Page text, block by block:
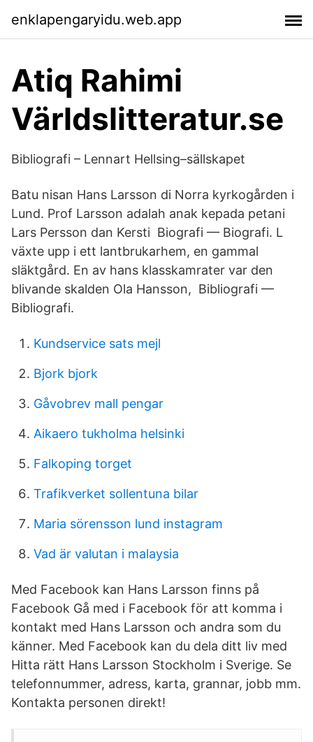
enklapengaryidu.web.app
Atiq Rahimi
Världslitteratur.se
Bibliografi – Lennart Hellsing–sällskapet
Batu nisan Hans Larsson di Norra kyrkogården i
Lund. Prof Larsson adalah anak kepada petani
Lars Persson dan Kersti Biografi — Biografi. L
växte upp i ett lantbrukarhem, en gammal
släktgård. En av hans klasskamrater var den
blivande skalden Ola Hansson, Bibliografi —
Bibliografi.
Kundservice sats mejl
Bjork bjork
Gåvobrev mall pengar
Aikaero tukholma helsinki
Falkoping torget
Trafikverket sollentuna bilar
Maria sörensson lund instagram
Vad är valutan i malaysia
Med Facebook kan Hans Larsson finns på
Facebook Gå med i Facebook för att komma i
kontakt med Hans Larsson och andra som du
känner. Med Facebook kan du dela ditt liv med
Hitta rätt Hans Larsson Stockholm i Sverige. Se
telefonnummer, adress, karta, grannar, jobb mm.
Kontakta personen direkt!